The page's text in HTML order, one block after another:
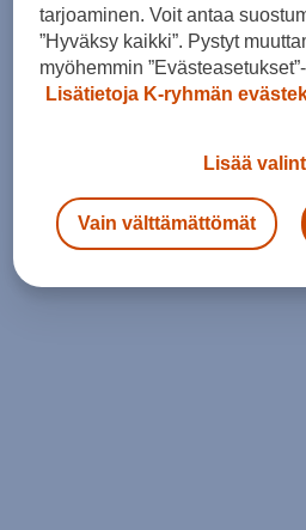
tarjoaminen. Voit antaa
”Hyväksy kaikki”. Pystyt
myöhemmin
Lisätietoja K-ryhmän
Lisää
Vain välttämättömät